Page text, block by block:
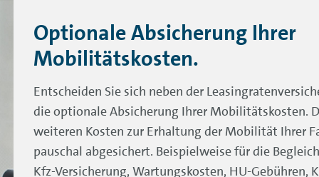
Optionale Absicherung Ihrer
Mobilitätskosten.
Entscheiden Sie sich neben der
die optionale Absicherung Ihrer Mobilitätskosten.
weiteren Kosten zur Erhaltung der Mobilität Ihrer
pauschal abgesichert. Beispielweise für die
Kfz-Versicherung, Wartungskosten, HU-Gebühren,